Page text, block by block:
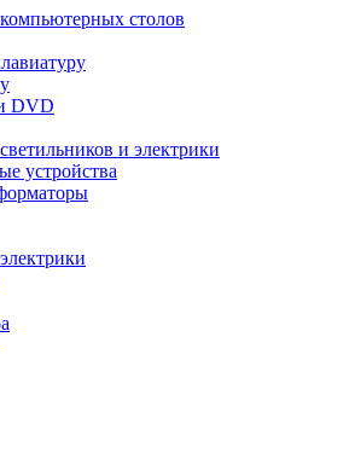
столов
DVD
и электрики
устройства